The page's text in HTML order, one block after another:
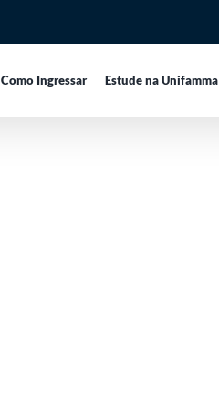
Como Ingressar Estude na Unifamma